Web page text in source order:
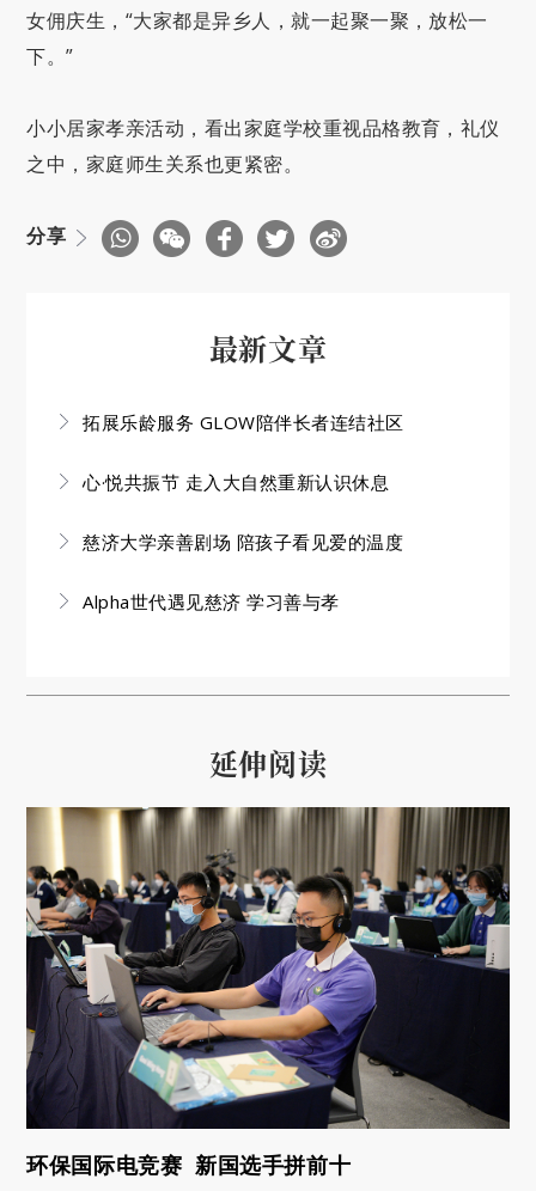
女佣庆生，“大家都是异乡人，就一起聚一聚，放松一
下。”
小小居家孝亲活动，看出家庭学校重视品格教育，礼仪
之中，家庭师生关系也更紧密。
分享
最新文章
拓展乐龄服务 GLOW陪伴长者连结社区
心·悦共振节 走入大自然重新认识休息
慈济大学亲善剧场 陪孩子看见爱的温度
Alpha世代遇见慈济 学习善与孝
延伸阅读
环保国际电竞赛 新国选手拼前十